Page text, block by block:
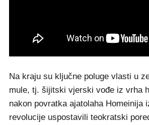
Na kraju su ključne poluge vlasti u
mule, tj. šijitski vjerski vođe iz vrha
nakon povratka ajatolaha Homeinija
revolucije uspostavili teokratski